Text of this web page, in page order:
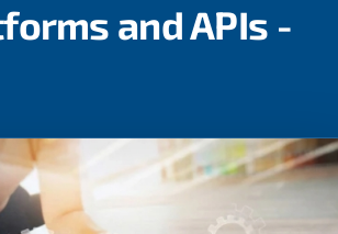
and APIs -